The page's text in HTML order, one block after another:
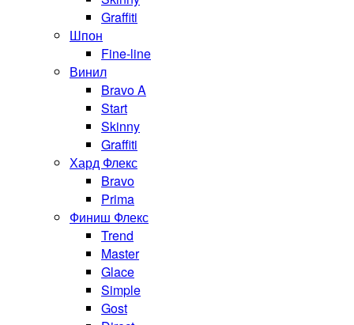
Graffiti
Шпон
Fine-line
Винил
Bravo A
Start
Skinny
Graffiti
Хард Флекс
Bravo
Prima
Финиш Флекс
Trend
Master
Glace
Simple
Gost